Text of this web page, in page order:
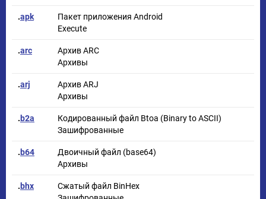
.apk
Пакет приложения Android
Execute
.arc
Архив ARC
Архивы
.arj
Архив ARJ
Архивы
.b2a
Кодированный файл Btoa (Binary to ASCII)
Зашифрованные
.b64
Двоичный файл (base64)
Архивы
.bhx
Сжатый файл BinHex